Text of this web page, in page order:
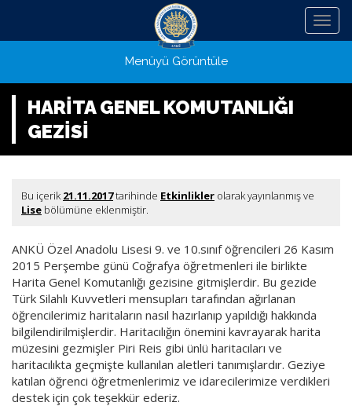
Menü
Menüyü Görüntüle
HARİTA GENEL KOMUTANLIĞI
GEZİSİ
Bu içerik21.11.2017tarihinde Etkinlikler olarak yayınlanmış ve
Lise bölümüne eklenmiştir.
ANKÜ Özel Anadolu Lisesi 9. ve 10.sınıf öğrencileri 26 Kasım
2015 Perşembe günü Coğrafya öğretmenleri ile birlikte
Harita Genel Komutanlığı gezisine gitmişlerdir. Bu gezide
Türk Silahlı Kuvvetleri mensupları tarafından ağırlanan
öğrencilerimiz haritaların nasıl hazırlanıp yapıldığı hakkında
bilgilendirilmişlerdir. Haritacılığın önemini kavrayarak harita
müzesini gezmişler Piri Reis gibi ünlü haritacıları ve
haritacılıkta geçmişte kullanılan aletleri tanımışlardır. Geziye
katılan öğrenci öğretmenlerimiz ve idarecilerimize verdikleri
destek için çok teşekkür ederiz.